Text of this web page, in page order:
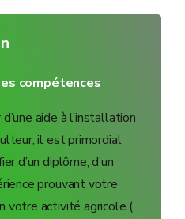
compétences
aide à l’installation
il est primordial
d’un diplôme, d’un
prouvant votre
votre activité agricole (